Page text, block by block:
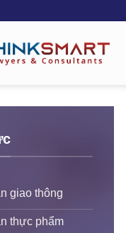
giao thông
thực phẩm